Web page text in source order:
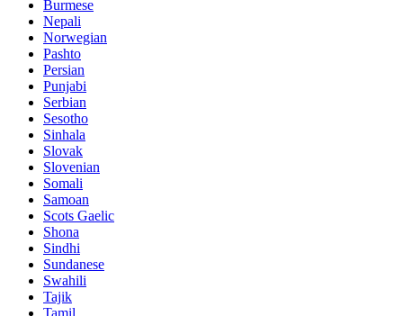
Burmese
Nepali
Norwegian
Pashto
Persian
Punjabi
Serbian
Sesotho
Sinhala
Slovak
Slovenian
Somali
Samoan
Scots Gaelic
Shona
Sindhi
Sundanese
Swahili
Tajik
Tamil